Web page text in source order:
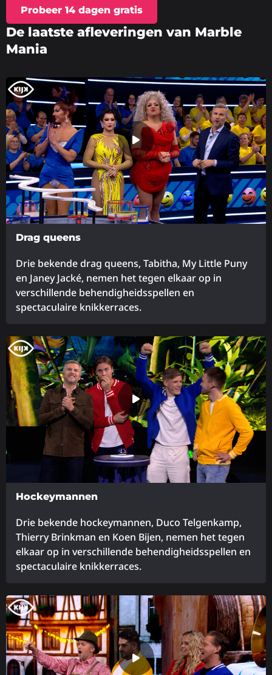
Probeer 14 dagen gratis
De laatste afleveringen van Marble
Mania
Drag queens
Drie bekende drag queens, Tabitha, My Little Puny
en Janey Jacké, nemen het tegen elkaar op in
verschillende behendigheidsspellen en
spectaculaire knikkerraces.
meer
over
Hockeymannen
Drie bekende hockeymannen, Duco Telgenkamp,
Thierry Brinkman en Koen Bijen, nemen het tegen
elkaar op in verschillende behendigheidsspellen en
spectaculaire knikkerraces.
meer
over